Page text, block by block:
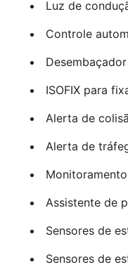
Luz de
Controle
ISOFIX para
Alerta de
Alerta de
Assistente de
Sensores de
Sensores de